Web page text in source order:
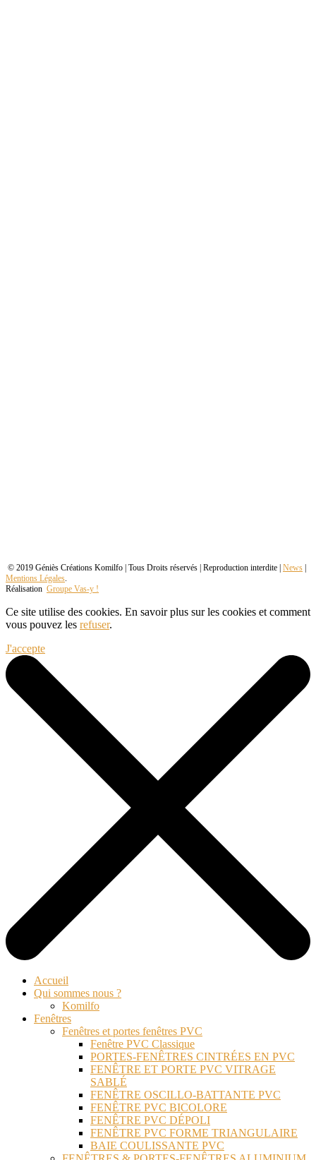
© 2019 Géniès Créations Komilfo | Tous Droits réservés | Reproduction interdite | News |
Mentions Légales.
Réalisation Groupe Vas-y !
Ce site utilise des cookies. En savoir plus sur les cookies et comment
vous pouvez les refuser.
J'accepte
Accueil
Qui sommes nous ?
Komilfo
Fenêtres
Fenêtres et portes fenêtres PVC
Fenêtre PVC Classique
PORTES-FENÊTRES CINTRÉES EN PVC
FENÊTRE ET PORTE PVC VITRAGE
SABLÉ
FENÊTRE OSCILLO-BATTANTE PVC
FENÊTRE PVC BICOLORE
FENÊTRE PVC DÉPOLI
FENÊTRE PVC FORME TRIANGULAIRE
BAIE COULISSANTE PVC